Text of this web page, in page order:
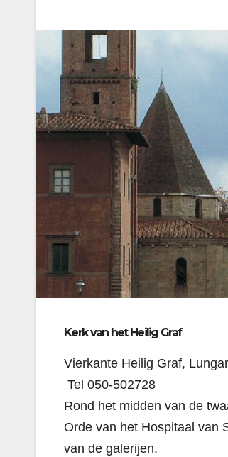
Kerk van het Heilig Graf
Vierkante Heilig Graf,
Tel 050-502728
Rond het midden van de
Orde van het Hospitaal van
van de galerijen.